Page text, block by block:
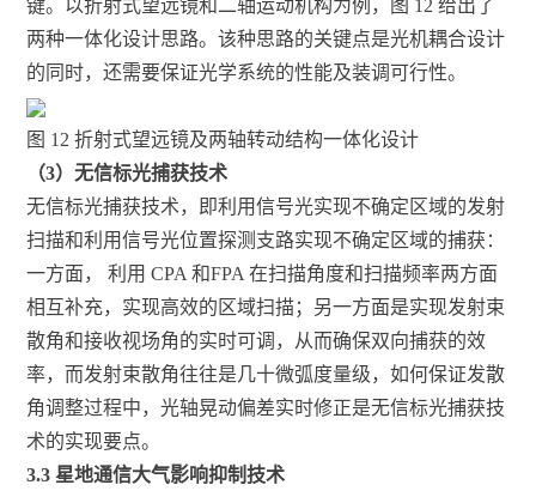
键。以折射式望远镜和二轴运动机构为例，图 12 给出了
两种一体化设计思路。该种思路的关键点是光机耦合设计
的同时，还需要保证光学系统的性能及装调可行性。
图 12 折射式望远镜及两轴转动结构一体化设计
（3）无信标光捕获技术
无信标光捕获技术，即利用信号光实现不确定区域的发射
扫描和利用信号光位置探测支路实现不确定区域的捕获：
一方面， 利用 CPA 和FPA 在扫描角度和扫描频率两方面
相互补充，实现高效的区域扫描；另一方面是实现发射束
散角和接收视场角的实时可调，从而确保双向捕获的效
率，而发射束散角往往是几十微弧度量级，如何保证发散
角调整过程中，光轴晃动偏差实时修正是无信标光捕获技
术的实现要点。
3.3 星地通信大气影响抑制技术